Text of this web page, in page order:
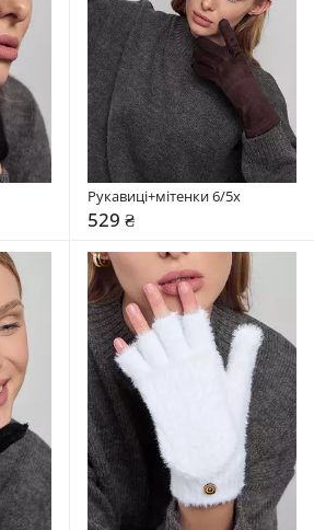
Рукавиці+мітенки 6/5x
529 ₴